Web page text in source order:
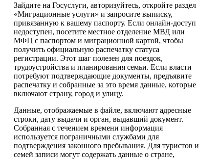
Зайдите на Госуслуги, авторизуйтесь, откройте раздел
«Миграционные услуги» и запросите выписку,
привязанную к вашему паспорту. Если онлайн-доступ
недоступен, посетите местное отделение МВД или
МФЦ с паспортом и миграционной картой, чтобы
получить официальную распечатку статуса
регистрации. Этот шаг полезен для поездок,
трудоустройства и планирования семьи. Если власти
потребуют подтверждающие документы, предъявите
распечатку и собранные за это время данные, которые
включают страну, город и улицу.
Данные, отображаемые в файле, включают адресные
строки, дату выдачи и орган, выдавший документ.
Собранная с течением времени информация
используется пограничными службами для
подтверждения законного пребывания. Для туристов и
семей записи могут содержать данные о стране,